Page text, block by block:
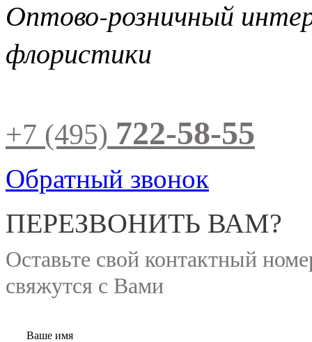
Оптово-розничный
флористики
+7 (495) 722-58-55
Обратный звонок
ПЕРЕЗВОНИТЬ ВАМ?
Оставьте свой контактный
свяжутся с Вами
Ваше имя